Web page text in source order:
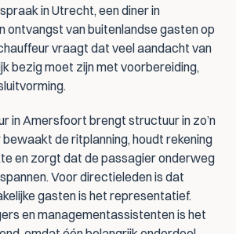
in Utrecht, een diner in
ontvangst van buitenlandse gasten op
vraagt dat veel aandacht van
bezig moet zijn met voorbereiding,
in Amersfoort brengt structuur in zo’n
de ritplanning, houdt rekening
en zorgt dat de passagier onderweg
Voor directieleden is dat
gasten is het representatief.
en managementassistenten is het